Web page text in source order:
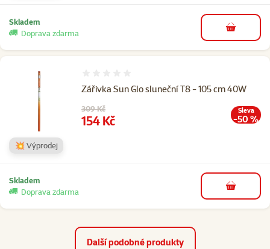
Skladem
Doprava zdarma
do košíku
Zářivka Sun Glo sluneční T8 - 105 cm 40W
Původní cena
309 Kč
Cena
154 Kč
Sleva
-50 %
💥 Výprodej
Skladem
Doprava zdarma
do košíku
Další podobné produkty